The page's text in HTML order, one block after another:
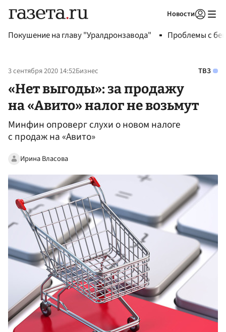
Новости
Покушение на главу "Уралдронзавода" Проблемы с
3 сентября 2020 14:52Бизнес ТВЗ
«Нет выгоды»: за продажу
на «Авито» налог не возьмут
Минфин опроверг слухи о новом налоге
с продаж на «Авито»
Ирина Власова